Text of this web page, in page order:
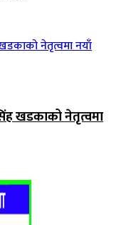
खडकाको नेतृत्वमा